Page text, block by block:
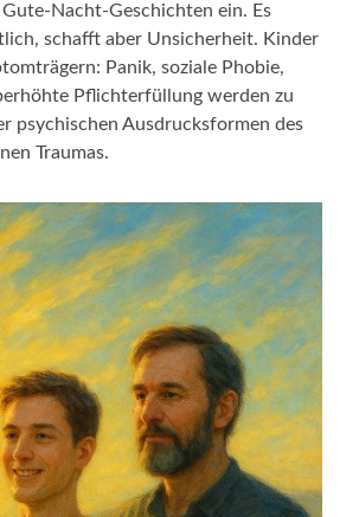
Nacht-Geschichten ein. Es
schafft aber Unsicherheit. Kinder
Panik, soziale Phobie,
Pflichterfüllung werden zu
psychischen Ausdrucksformen des
Traumas.